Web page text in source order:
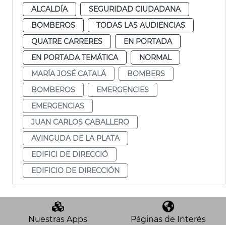
ALCALDÍA
SEGURIDAD CIUDADANA
BOMBEROS
TODAS LAS AUDIENCIAS
QUATRE CARRERES
EN PORTADA
EN PORTADA TEMÁTICA
NORMAL
MARÍA JOSÉ CATALÁ
BOMBERS
BOMBEROS
EMERGENCIES
EMERGENCIAS
JUAN CARLOS CABALLERO
AVINGUDA DE LA PLATA
EDIFICI DE DIRECCIÓ
EDIFICIO DE DIRECCIÓN
Nuestras Apps Páginas de Interés